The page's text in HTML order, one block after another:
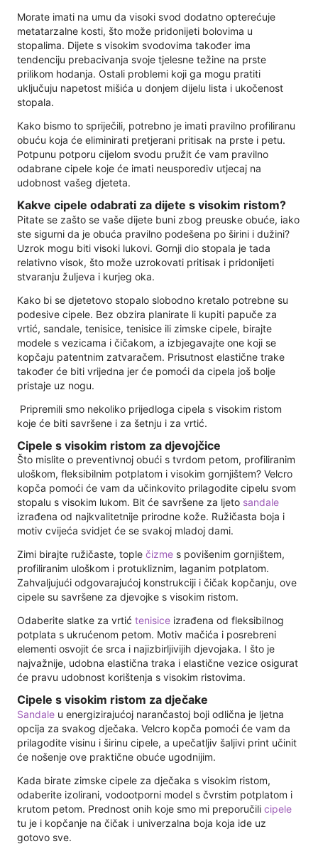
Morate imati na umu da visoki svod dodatno opterećuje
metatarzalne kosti, što može pridonijeti bolovima u
stopalima. Dijete s visokim svodovima također ima
tendenciju prebacivanja svoje tjelesne težine na prste
prilikom hodanja. Ostali problemi koji ga mogu pratiti
uključuju napetost mišića u donjem dijelu lista i ukočenost
stopala.
Kako bismo to spriječili, potrebno je imati pravilno profiliranu
obuću koja će eliminirati pretjerani pritisak na prste i petu.
Potpunu potporu cijelom svodu pružit će vam pravilno
odabrane cipele koje će imati neusporediv utjecaj na
udobnost vašeg djeteta.
Kakve cipele odabrati za dijete s visokim ristom?
Pitate se zašto se vaše dijete buni zbog preuske obuće, iako
ste sigurni da je obuća pravilno podešena po širini i dužini?
Uzrok mogu biti visoki lukovi. Gornji dio stopala je tada
relativno visok, što može uzrokovati pritisak i pridonijeti
stvaranju žuljeva i kurjeg oka.
Kako bi se djetetovo stopalo slobodno kretalo potrebne su
podesive cipele. Bez obzira planirate li kupiti papuče za
vrtić, sandale, tenisice, tenisice ili zimske cipele, birajte
modele s vezicama i čičakom, a izbjegavajte one koji se
kopčaju patentnim zatvaračem. Prisutnost elastične trake
također će biti vrijedna jer će pomoći da cipela još bolje
pristaje uz nogu.
Pripremili smo nekoliko prijedloga cipela s visokim ristom
koje će biti savršene i za šetnju i za vrtić.
Cipele s visokim ristom za djevojčice
Što mislite o preventivnoj obući s tvrdom petom, profiliranim
uloškom, fleksibilnim potplatom i visokim gornjištem? Velcro
kopča pomoći će vam da učinkovito prilagodite cipelu svom
stopalu s visokim lukom. Bit će savršene za ljeto sandale
izrađena od najkvalitetnije prirodne kože. Ružičasta boja i
motiv cvijeća svidjet će se svakoj mladoj dami.
Zimi birajte ružičaste, tople čizme s povišenim gornjištem,
profiliranim uloškom i protukliznim, laganim potplatom.
Zahvaljujući odgovarajućoj konstrukciji i čičak kopčanju, ove
cipele su savršene za djevojke s visokim ristom.
Odaberite slatke za vrtić tenisice izrađena od fleksibilnog
potplata s ukrućenom petom. Motiv mačića i posrebreni
elementi osvojit će srca i najizbirljivijih djevojaka. I što je
najvažnije, udobna elastična traka i elastične vezice osigurat
će pravu udobnost korištenja s visokim ristovima.
Cipele s visokim ristom za dječake
Sandale u energizirajućoj narančastoj boji odlična je ljetna
opcija za svakog dječaka. Velcro kopča pomoći će vam da
prilagodite visinu i širinu cipele, a upečatljiv šaljivi print učinit
će nošenje ove praktične obuće ugodnijim.
Kada birate zimske cipele za dječaka s visokim ristom,
odaberite izolirani, vodootporni model s čvrstim potplatom i
krutom petom. Prednost onih koje smo mi preporučili cipele
tu je i kopčanje na čičak i univerzalna boja koja ide uz
gotovo sve.